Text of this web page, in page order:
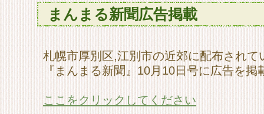
まんまる新聞広告掲載
札幌市厚別区,江別市の近郊に配布されて
『まんまる新聞』10月10日号に広告を掲
ここをクリックしてください